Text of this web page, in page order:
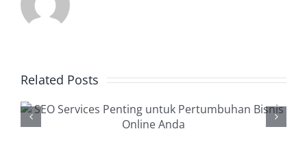
Related Posts
Backlink Checker, Alat
Penting dalam Strategi